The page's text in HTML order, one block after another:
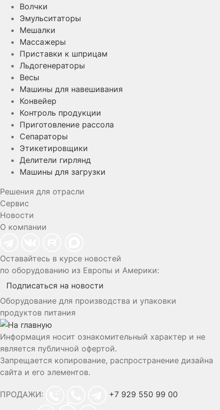
Волчки
Эмульситаторы
Мешалки
Массажеры
Приставки к шприцам
Льдогенераторы
Весы
Машины для навешивания
Конвейер
Контроль продукции
Приготовление рассола
Сепараторы
Этикетировщики
Делители гирлянд
Машины для загрузки
Решения для отрасли
Сервис
Новости
О компании
Оставайтесь в курсе новостей
по оборудованию из Европы и Америки:
Подписаться на новости
Оборудование для производства и упаковки
продуктов питания
Информация носит ознакомительный характер и не
является публичной офертой.
Запрещается копирование, распространение дизайна
сайта и его элементов.
ПРОДАЖИ:
+7 929 550 99 00